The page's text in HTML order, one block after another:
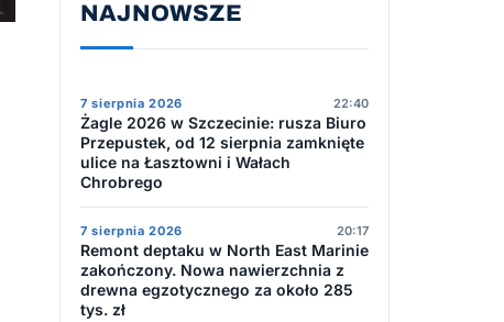
NAJNOWSZE
7 sierpnia 2026 22:40
Żagle 2026 w Szczecinie: rusza Biuro
Przepustek, od 12 sierpnia zamknięte
ulice na Łasztowni i Wałach
Chrobrego
7 sierpnia 2026 20:17
Remont deptaku w North East Marinie
zakończony. Nowa nawierzchnia z
drewna egzotycznego za około 285
tys. zł